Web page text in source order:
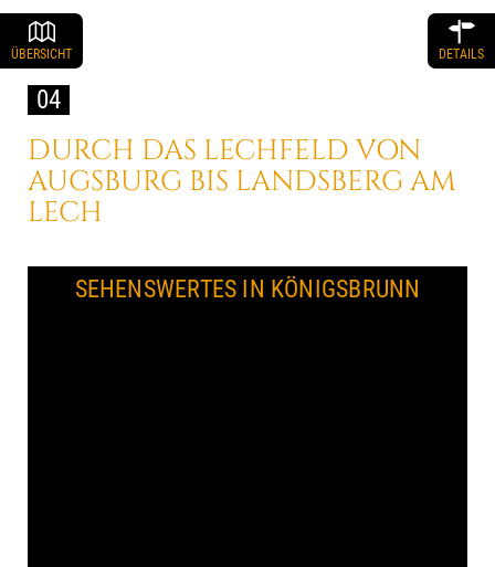
ÜBERSICHT DETAILS
DURCH DAS LECHFELD VON
AUGSBURG BIS LANDSBERG AM
LECH
04
SEHENSWERTES IN KÖNIGSBRUNN